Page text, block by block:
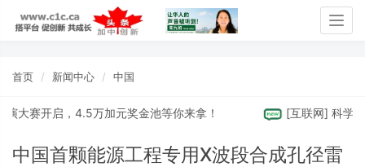
首页 新闻中心 中国
开启，4.5万加元奖金池等你来拿！ 互联网] 科学家在深
中国首颗能源工程专用X波段合成孔径雷